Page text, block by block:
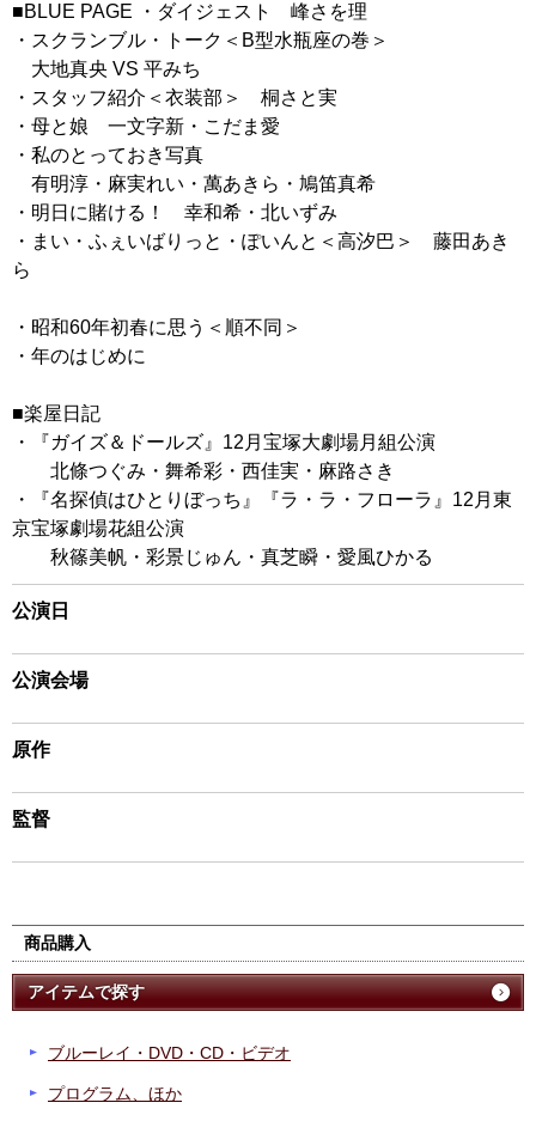
■BLUE PAGE ・ダイジェスト 峰さを理
・スクランブル・トーク＜B型水瓶座の巻＞
大地真央 VS 平みち
・スタッフ紹介＜衣装部＞ 桐さと実
・母と娘 一文字新・こだま愛
・私のとっておき写真
有明淳・麻実れい・萬あきら・鳩笛真希
・明日に賭ける！ 幸和希・北いずみ
・まい・ふぇいばりっと・ぽいんと＜高汐巴＞ 藤田あき
ら
・昭和60年初春に思う＜順不同＞
・年のはじめに
■楽屋日記
・『ガイズ＆ドールズ』12月宝塚大劇場月組公演
北條つぐみ・舞希彩・西佳実・麻路さき
・『名探偵はひとりぼっち』『ラ・ラ・フローラ』12月東
京宝塚劇場花組公演
秋篠美帆・彩景じゅん・真芝瞬・愛風ひかる
公演日
公演会場
原作
監督
商品購入
アイテムで探す
ブルーレイ・DVD・CD・ビデオ
プログラム、ほか